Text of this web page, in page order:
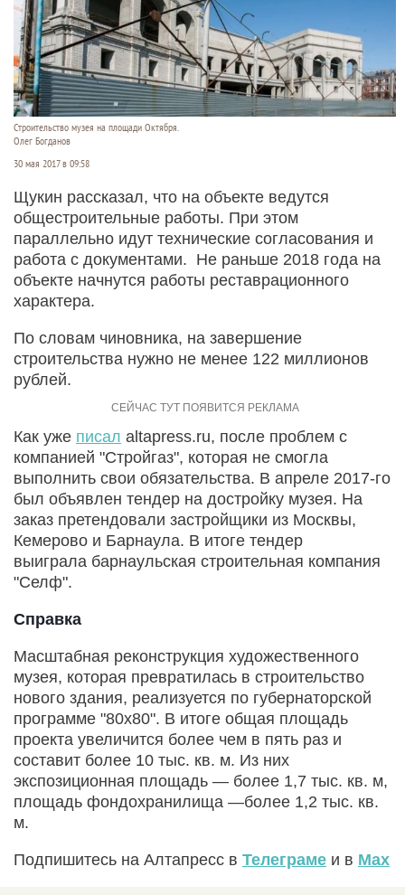
Строительство музея на площади Октября.
Олег Богданов
30 мая 2017 в 09:58
Щукин рассказал, что на объекте ведутся
общестроительные работы. При этом
параллельно идут технические согласования и
работа с документами. Не раньше 2018 года на
объекте начнутся работы реставрационного
характера.
По словам чиновника, на завершение
строительства нужно не менее 122 миллионов
рублей.
Как уже писал altapress.ru, после проблем с
компанией "Стройгаз", которая не смогла
выполнить свои обязательства. В апреле 2017-го
был объявлен тендер на достройку музея. На
заказ претендовали застройщики из Москвы,
Кемерово и Барнаула. В итоге тендер
выиграла барнаульская строительная компания
"Селф".
Справка
Масштабная реконструкция художественного
музея, которая превратилась в строительство
нового здания, реализуется по губернаторской
программе "80х80". В итоге общая площадь
проекта увеличится более чем в пять раз и
составит более 10 тыс. кв. м. Из них
экспозиционная площадь — более 1,7 тыс. кв. м,
площадь фондохранилища —более 1,2 тыс. кв.
м.
Подпишитесь на Алтапресс в Телеграме и в Max